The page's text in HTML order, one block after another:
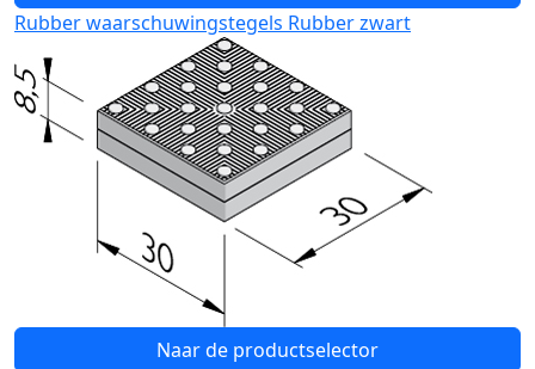
Rubber waarschuwingstegels Rubber zwart
Naar de productselector